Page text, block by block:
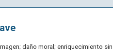
daño moral; enriquecimiento